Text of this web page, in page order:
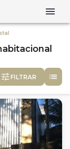
FILTRAR